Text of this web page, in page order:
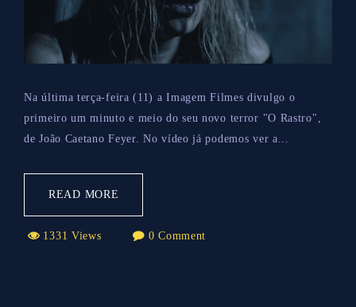
Na última terça-feira (11) a Imagem Filmes divulgo o
primeiro um minuto e meio do seu novo terror "O Rastro",
de João Caetano Feyer. No vídeo já podemos ver a...
READ MORE
1331 Views 0 Comment